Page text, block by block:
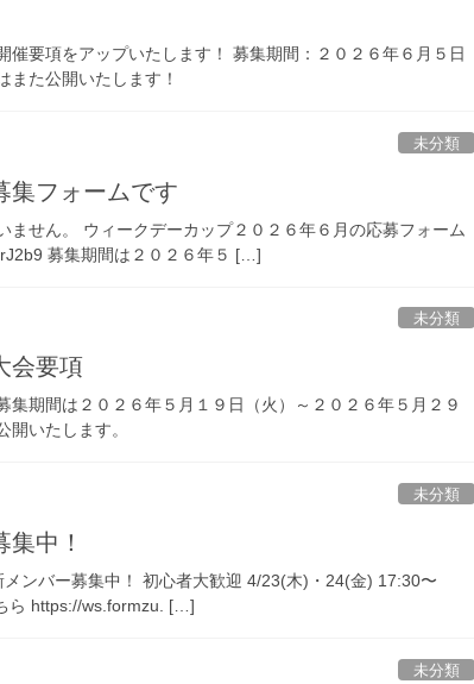
要項をアップいたします！ 募集期間：２０２６年６月５日
また公開いたします！
未分類
集フォームです
せん。 ウィークデーカップ２０２６年６月の応募フォーム
募集期間は２０２６年５ […]
未分類
会要項
期間は２０２６年５月１９日（火）～２０２６年５月２９
いたします。
未分類
中！
ンバー募集中！ 初心者大歓迎 4/23(木)・24(金) 17:30〜
ら https://ws.formzu. […]
未分類